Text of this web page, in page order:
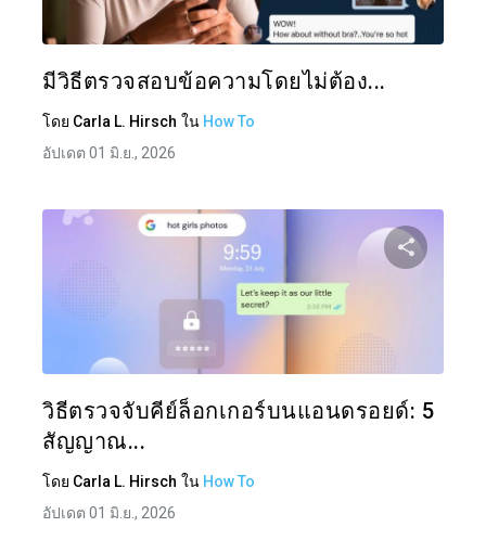
มีวิธีตรวจสอบข้อความโดยไม่ต้อง...
โดย Carla L. Hirsch ใน How To
อัปเดต 01 มิ.ย., 2026
วิธีตรวจจับคีย์ล็อกเกอร์บนแอนดรอยด์: 5
สัญญาณ...
โดย Carla L. Hirsch ใน How To
อัปเดต 01 มิ.ย., 2026